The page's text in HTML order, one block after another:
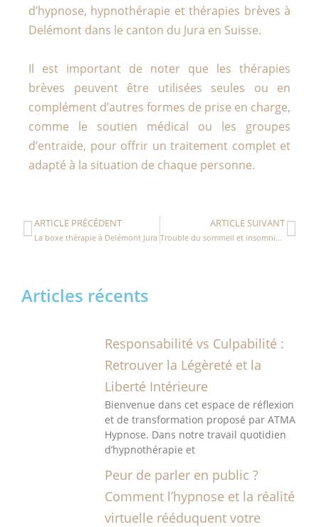
d’hypnose, hypnothérapie et thérapies brèves à
Delémont dans le canton du Jura en Suisse.
Il est important de noter que les thérapies
brèves peuvent être utilisées seules ou en
complément d’autres formes de prise en charge,
comme le soutien médical ou les groupes
d’entraide, pour offrir un traitement complet et
adapté à la situation de chaque personne.
ARTICLE PRÉCÉDENT
La boxe thérapie à Delémont Jura
ARTICLE SUIVANT
Trouble du sommeil et insomnie par l’hypnose
Articles récents
Responsabilité vs Culpabilité :
Retrouver la Légèreté et la
Liberté Intérieure
Bienvenue dans cet espace de réflexion
et de transformation proposé par ATMA
Hypnose. Dans notre travail quotidien
d’hypnothérapie et
Peur de parler en public ?
Comment l’hypnose et la réalité
virtuelle rééduquent votre